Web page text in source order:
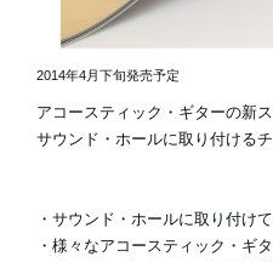
2014年4月下旬発売予定
アコースティック・ギターの新ス
サウンド・ホールに取り付けるチ
・サウンド・ホールに取り付け
・様々なアコースティック・ギ